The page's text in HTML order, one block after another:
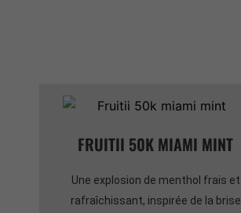
FRUITII 50K MIAMI MINT
Une explosion de menthol frais et
rafraîchissant, inspirée de la brise